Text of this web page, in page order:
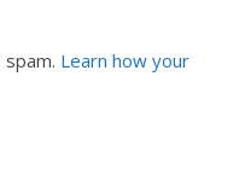
Learn how your